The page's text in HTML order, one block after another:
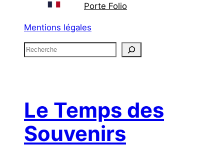
Porte Folio
Mentions légales
R
e
c
h
Le Temps des
Souvenirs